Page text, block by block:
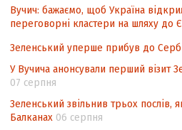
контексті євроінтеграції
Аналіз виборчого
невизначеності
підрахунку голосів
Вучич: бажаємо, щоб Україна
переговорні кластери на шляху до
Зеленський уперше прибув до
У Вучича анонсували перший візит
07 серпня
Зеленський звільнив трьох послів,
Балканах 06 серпня